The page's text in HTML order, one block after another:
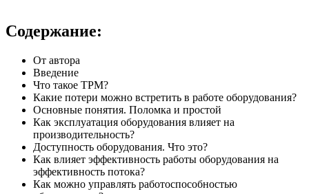
Содержание:
От автора
Введение
Что такое TPM?
Какие потери можно встретить в работе оборудования?
Основные понятия. Поломка и простой
Как эксплуатация оборудования влияет на
производительность?
Доступность оборудования. Что это?
Как влияет эффективность работы оборудования на
эффективность потока?
Как можно управлять работоспособностью